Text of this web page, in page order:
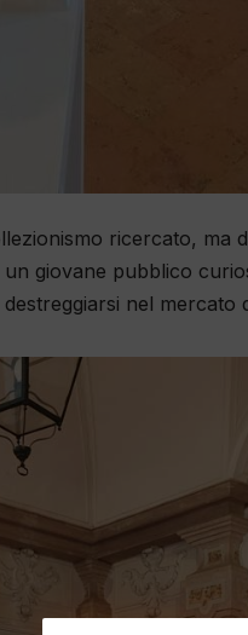
ricercato, ma
giovane pubblico
nel mercato